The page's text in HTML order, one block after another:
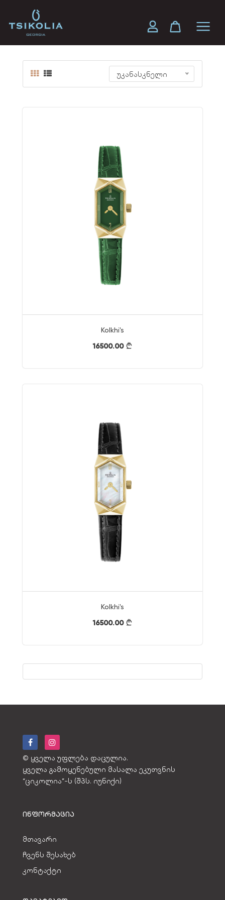
უკანასკნელი
Kolkhi's
16500.00 }
Kolkhi's
16500.00 }
© ყველა უფლება დაცულია.
ყველა გამოყენებული მასალა ეკუთვნის
“ციკოლია”-ს (შპს. იუნიქი)
ᲘᲜᲤᲝᲠᲛᲐᲪᲘᲐ
მთავარი
ჩვენს შესახებ
კონტაქტი